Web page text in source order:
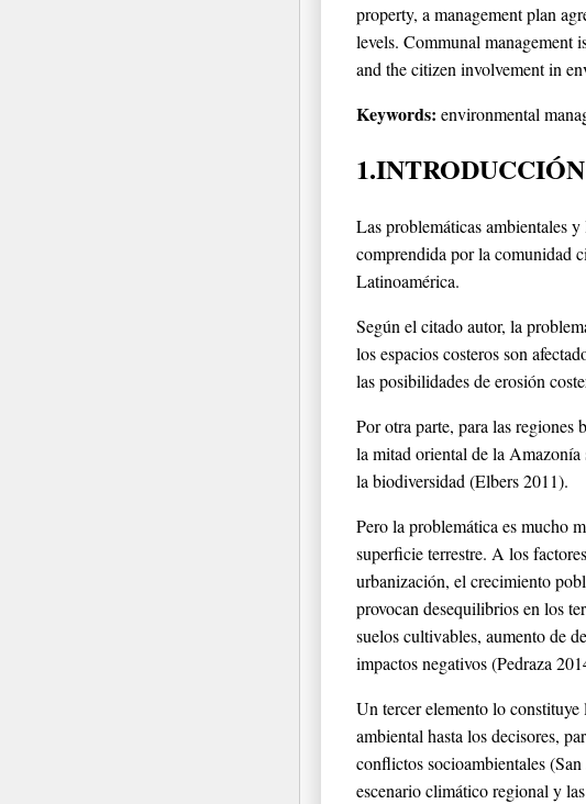
property, a management plan
levels. Communal management
and the citizen involvement in
Keywords: environmental
1.INTRODUCCIÓN
Las problemáticas ambientales
comprendida por la comunidad
Latinoamérica.
Según el citado autor, la
los espacios costeros son
las posibilidades de erosión
Por otra parte, para las
la mitad oriental de la Amazonía
la biodiversidad (Elbers 2011).
Pero la problemática es mucho
superficie terrestre. A los
urbanización, el crecimiento
provocan desequilibrios en los
suelos cultivables, aumento de
impactos negativos (Pedraza
Un tercer elemento lo constituye
ambiental hasta los decisores,
conflictos socioambientales
escenario climático regional y